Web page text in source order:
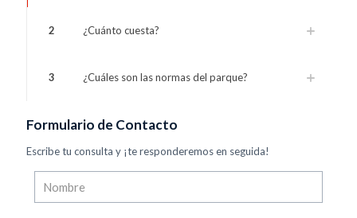
2 ¿Cuánto cuesta?
3 ¿Cuáles son las normas del parque?
Formulario de Contacto
Escribe tu consulta y ¡te responderemos en seguida!